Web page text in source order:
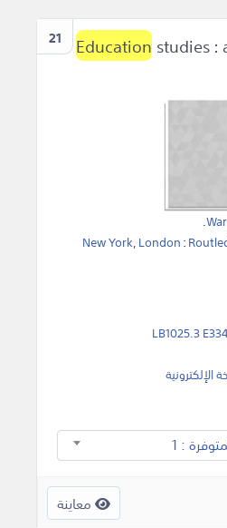
21 Educationstudies :
.
New York,London:
LB1025.3
اﻹلكترونية
: 1
معاينة